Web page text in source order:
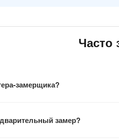
Часто
замерщика?
работ, подбирает
замер?